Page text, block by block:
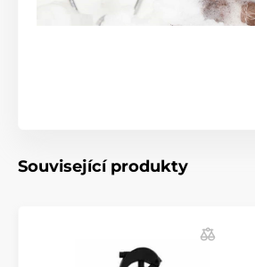
Související produkty